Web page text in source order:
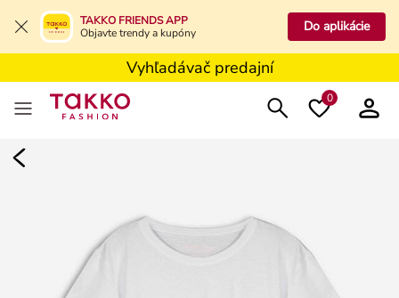
TAKKO FRIENDS APP
Objavte trendy a kupóny
Do aplikácie
Dlhodobo znížené ceny****
Vyhľadávač predajní
0